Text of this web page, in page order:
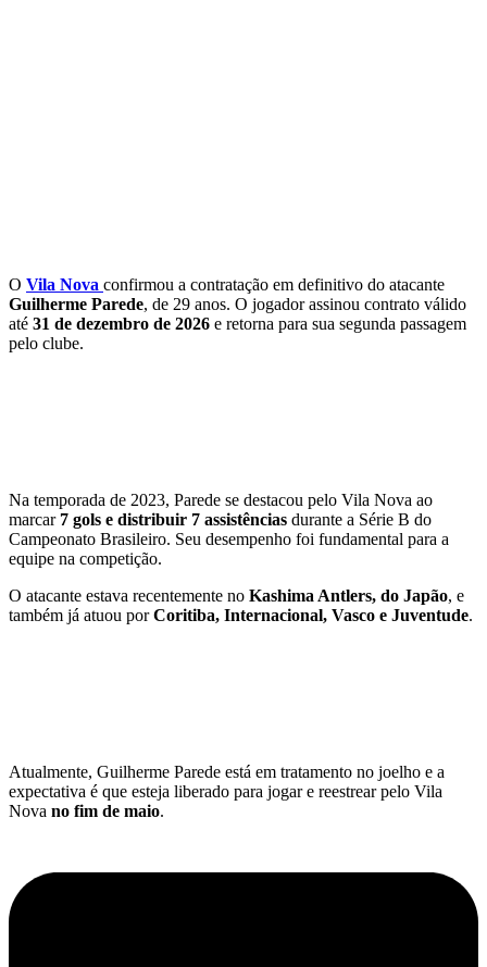
O Vila Nova confirmou a contratação em definitivo do atacante
Guilherme Parede, de 29 anos. O jogador assinou contrato válido
até 31 de dezembro de 2026 e retorna para sua segunda passagem
pelo clube.
Na temporada de 2023, Parede se destacou pelo Vila Nova ao
marcar 7 gols e distribuir 7 assistências durante a Série B do
Campeonato Brasileiro. Seu desempenho foi fundamental para a
equipe na competição.
O atacante estava recentemente no Kashima Antlers, do Japão, e
também já atuou porCoritiba, Internacional, Vasco e Juventude.
Atualmente, Guilherme Parede está em tratamento no joelho e a
expectativa é que esteja liberado para jogar e reestrear pelo Vila
Nova no fim de maio.